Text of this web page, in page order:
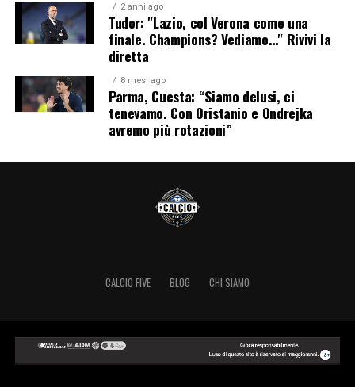
2 anni ago
Tudor: "Lazio, col Verona come una
finale. Champions? Vediamo…" Rivivi la
diretta
8 mesi ago
Parma, Cuesta: “Siamo delusi, ci
tenevamo. Con Oristanio e Ondrejka
avremo più rotazioni”
CALCIO FIVE BLOG CHI SIAMO